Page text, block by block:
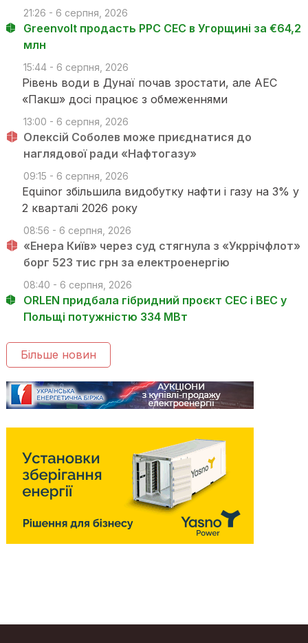
21:26 - 6 серпня, 2026
Greenvolt продасть PPC СЕС в Угорщині за €64,2
млн
15:44 - 6 серпня, 2026
Рівень води в Дунаї почав зростати, але АЕС
«Пакш» досі працює з обмеженнями
13:00 - 6 серпня, 2026
Олексій Соболев може приєднатися до
наглядової ради «Нафтогазу»
09:15 - 6 серпня, 2026
Equinor збільшила видобутку нафти і газу на 3% у
2 кварталі 2026 року
08:56 - 6 серпня, 2026
«Енера Київ» через суд стягнула з «Укррічфлот»
борг 523 тис грн за електроенергію
08:40 - 6 серпня, 2026
ORLEN придбала гібридний проєкт СЕС і ВЕС у
Польщі потужністю 334 МВт
Більше новин